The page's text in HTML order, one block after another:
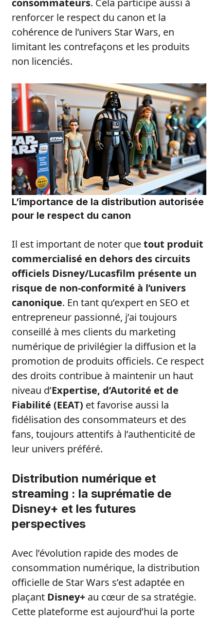
consommateurs. Cela participe aussi à
renforcer le respect du canon et la
cohérence de l’univers Star Wars, en
limitant les contrefaçons et les produits
non licenciés.
L’importance de la distribution autorisée
pour le respect du canon
Il est important de noter quetout produit
commercialisé en dehors des circuits
officiels Disney/Lucasfilm présente un
risque de non-conformité à l’univers
canonique. En tant qu’expert en SEO et
entrepreneur passionné, j’ai toujours
conseillé à mes clients du marketing
numérique de privilégier la diffusion et la
promotion de produits officiels. Ce respect
des droits contribue à maintenir un haut
niveau d’Expertise, d’Autorité et de
Fiabilité (EEAT) et favorise aussi la
fidélisation des consommateurs et des
fans, toujours attentifs à l’authenticité de
leur univers préféré.
Distribution numérique et
streaming : la suprématie de
Disney+ et les futures
perspectives
Avec l’évolution rapide des modes de
consommation numérique, la distribution
officielle de Star Wars s’est adaptée en
plaçant Disney+ au cœur de sa stratégie.
Cette plateforme est aujourd’hui la porte